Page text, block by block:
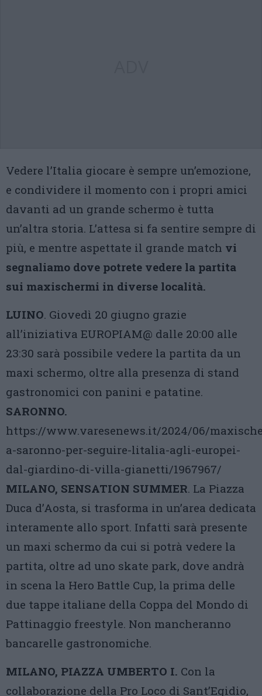
Vedere l’Italia giocare è sempre un’emozione,
e condividere il momento con i propri amici
davanti ad un grande schermo è tutta
un’altra storia. L’attesa si fa sentire sempre di
più, e mentre aspettate il grande match vi
segnaliamo dove potrete vedere la partita
sui maxischermi in diverse località.
LUINO. Giovedì 20 giugno grazie
all’iniziativa EUROPIAM@ dalle 20:00 alle
23:30 sarà possibile vedere la partita da un
maxi schermo, oltre alla presenza di stand
gastronomici con panini e patatine.
SARONNO.
https://www.varesenews.it/2024/06/
a-saronno-per-seguire-litalia-agli-europei-
dal-giardino-di-villa-gianetti/1967967/
MILANO, SENSATION SUMMER. La Piazza
Duca d’Aosta, si trasforma in un’area dedicata
interamente allo sport. Infatti sarà presente
un maxi schermo da cui si potrà vedere la
partita, oltre ad uno skate park, dove andrà
in scena la Hero Battle Cup, la prima delle
due tappe italiane della Coppa del Mondo di
Pattinaggio freestyle. Non mancheranno
bancarelle gastronomiche.
MILANO, PIAZZA UMBERTO I. Con la
collaborazione della Pro Loco di Sant’Egidio,